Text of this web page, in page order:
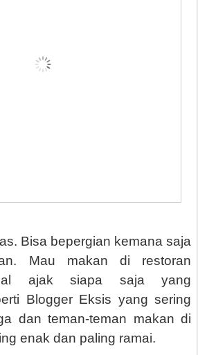
Bisa bepergian kemana saja
Mau makan di restoran
ajak siapa saja yang
Blogger Eksis yang sering
dan teman-teman makan di
enak dan paling ramai.